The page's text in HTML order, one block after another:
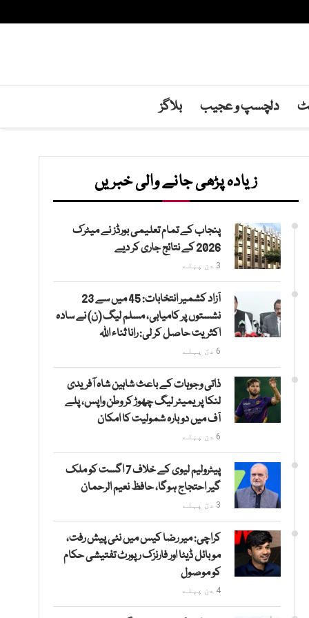
دلچسپ و عجیب بلاگز
زیادہ پڑھی جانے والی خبریں
پنجاب کے تمام تعلیمی بورڈز نے میٹرک
2026 کے نتائج جاری کر دیے
3 دن پہلے
آزاد کشمیر انتخابات: 45 میں سے 23
نشستوں پر کامیابی، مسلم لیگ (ن) نے سادہ
اکثریت حاصل کر لی: رانا ثناء اللہ
6 دن پہلے
ذاتی وجوہات کے باعث شاہین شاہ آفریدی
لنکا پریمیئر لیگ چھوڑ کر وطن واپس، پلے
آف میں دوبارہ شمولیت کا امکان
6 دن پہلے
پیٹرولیم لیوی کے خلاف 7 اگست کو ملک
گیر احتجاج ہوگا، حافظ نعیم الرحمان
3 دن پہلے
کراچی: میر رضا کیس میں نئی پیش رفت،
موبائل ڈیٹا اور فارنزک رپورٹ تفتیشی حکام
کو موصول
4 دن پہلے